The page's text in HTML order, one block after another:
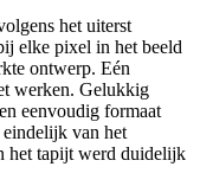
het uiterst
elke pixel in het beeld
ontwerp. Eén
werken. Gelukkig
eenvoudig formaat
eindelijk van het
het tapijt werd duidelijk